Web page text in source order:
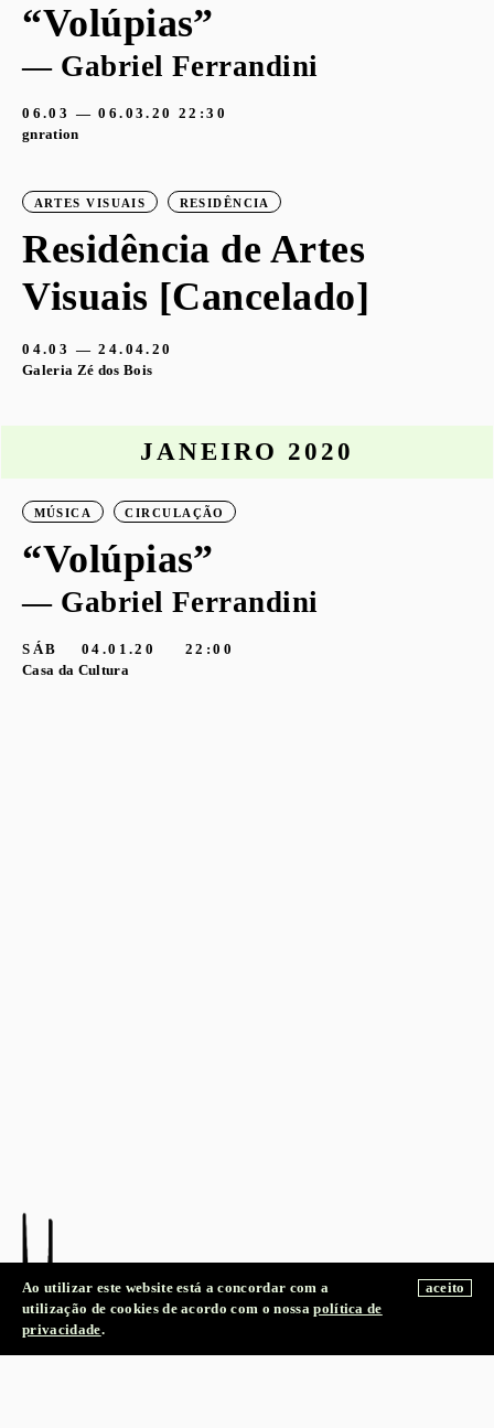
“Volúpias”
— Gabriel Ferrandini
06.03 — 06.03.20 22:30
gnration
ARTES VISUAIS RESIDÊNCIA
Residência de Artes
Visuais [Cancelado]
04.03 — 24.04.20
Galeria Zé dos Bois
JANEIRO 2020
MÚSICA CIRCULAÇÃO
“Volúpias”
— Gabriel Ferrandini
SÁB 04.01.20
22:00
Casa da Cultura
NEWSLETTER
aceito
Ao utilizar este website está a concordar com a
utilização de cookies de acordo com o nossapolítica de
privacidade.